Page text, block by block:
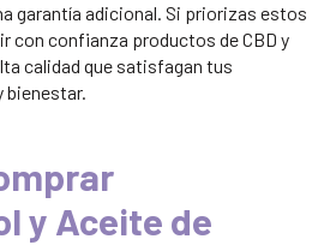
garantía adicional. Si priorizas estos
con confianza productos de CBD y
calidad que satisfagan tus
bienestar.
y Aceite de